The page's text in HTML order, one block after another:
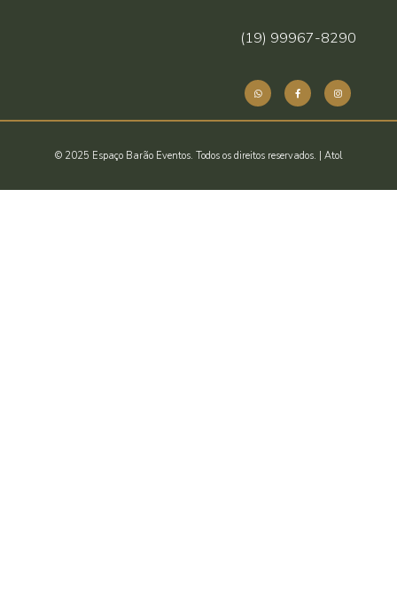
(19) 99967-8290
© 2025 Espaço Barão Eventos. Todos os direitos reservados. | Atol